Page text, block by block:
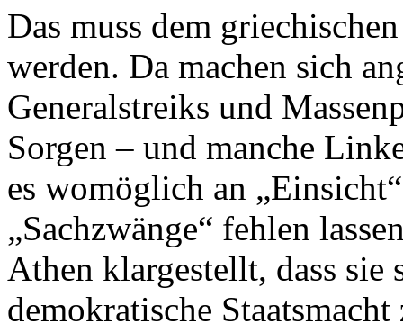
Das muss dem
werden. Da machen sich
Generalstreiks und
Sorgen – und manche
es womöglich an
„Sachzwänge“ fehlen
Athen klargestellt, dass sie
demokratische